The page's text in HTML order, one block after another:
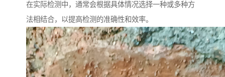
在实际检测中，通常会根据具体情况选择一种或多种方
法相结合，以提高检测的准确性和效率。